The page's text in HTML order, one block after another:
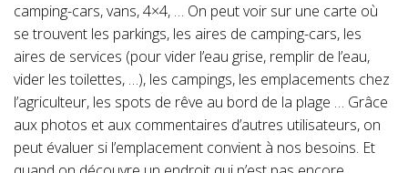
camping-cars, vans, 4×4, … On peut voir sur une carte où
se trouvent les parkings, les aires de camping-cars, les
aires de services (pour vider l’eau grise, remplir de l’eau,
vider les toilettes, …), les campings, les emplacements chez
l’agriculteur, les spots de rêve au bord de la plage … Grâce
aux photos et aux commentaires d’autres utilisateurs, on
peut évaluer si l’emplacement convient à nos besoins. Et